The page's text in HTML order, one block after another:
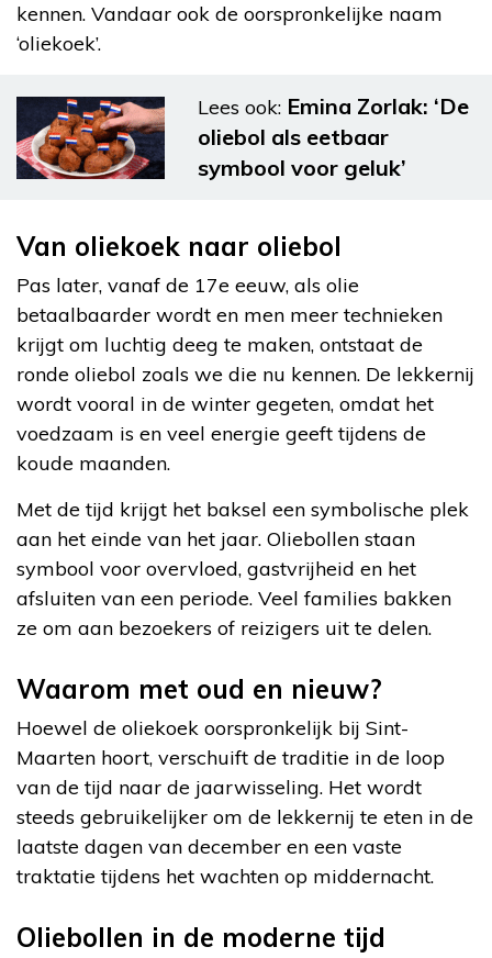
kennen. Vandaar ook de oorspronkelijke naam
‘oliekoek’.
Lees ook: Emina Zorlak: ‘De
oliebol als eetbaar
symbool voor geluk’
Van oliekoek naar oliebol
Pas later, vanaf de 17e eeuw, als olie
betaalbaarder wordt en men meer technieken
krijgt om luchtig deeg te maken, ontstaat de
ronde oliebol zoals we die nu kennen. De lekkernij
wordt vooral in de winter gegeten, omdat het
voedzaam is en veel energie geeft tijdens de
koude maanden.
Met de tijd krijgt het baksel een symbolische plek
aan het einde van het jaar. Oliebollen staan
symbool voor overvloed, gastvrijheid en het
afsluiten van een periode. Veel families bakken
ze om aan bezoekers of reizigers uit te delen.
Waarom met oud en nieuw?
Hoewel de oliekoek oorspronkelijk bij Sint-
Maarten hoort, verschuift de traditie in de loop
van de tijd naar de jaarwisseling. Het wordt
steeds gebruikelijker om de lekkernij te eten in de
laatste dagen van december en een vaste
traktatie tijdens het wachten op middernacht.
Oliebollen in de moderne tijd